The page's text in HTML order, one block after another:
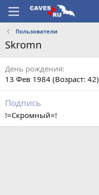
Пользователи
Skromn
День рождения
13 Фев 1984 (Возраст: 42)
Подпись
!=Скромный=!